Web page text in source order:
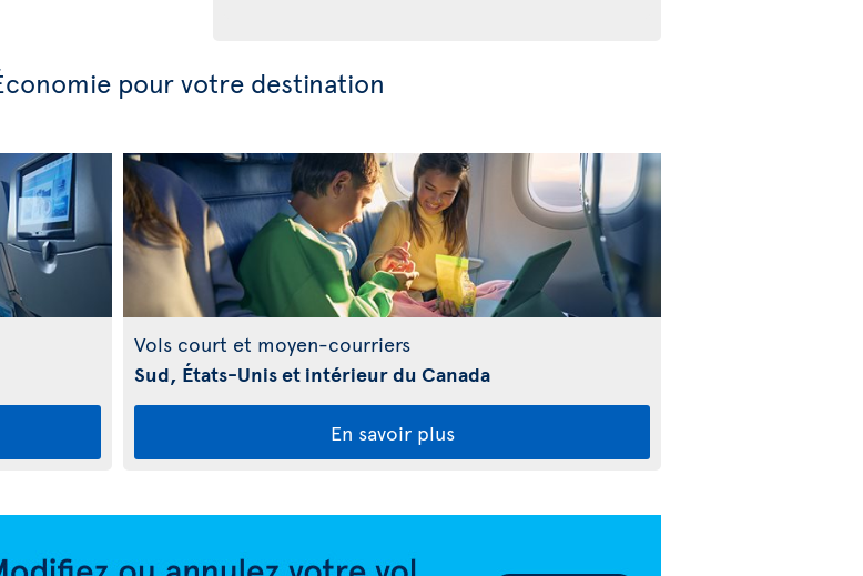
pour votre destination
Vols court et moyen-courriers
Sud, États-Unis et intérieur du Canada
En savoir plus